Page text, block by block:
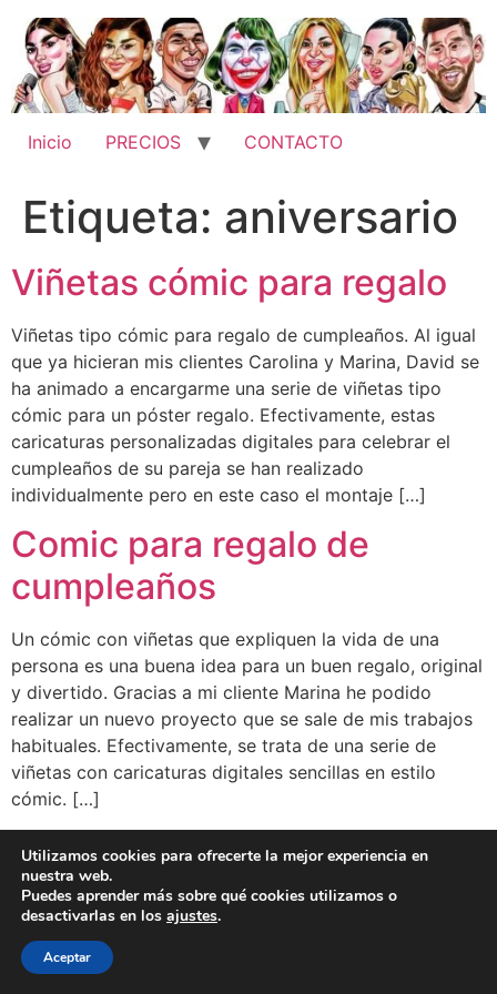
contenido
Inicio PRECIOS CONTACTO
Etiqueta: aniversario
Viñetas cómic para regalo
Viñetas tipo cómic para regalo de cumpleaños. Al igual
que ya hicieran mis clientes Carolina y Marina, David se
ha animado a encargarme una serie de viñetas tipo
cómic para un póster regalo. Efectivamente, estas
caricaturas personalizadas digitales para celebrar el
cumpleaños de su pareja se han realizado
individualmente pero en este caso el montaje […]
Comic para regalo de
cumpleaños
Un cómic con viñetas que expliquen la vida de una
persona es una buena idea para un buen regalo, original
y divertido. Gracias a mi cliente Marina he podido
realizar un nuevo proyecto que se sale de mis trabajos
habituales. Efectivamente, se trata de una serie de
viñetas con caricaturas digitales sencillas en estilo
cómic. […]
BLOG CLIENTES FAMOSOS BIO FAQ
Utilizamos cookies para ofrecerte la mejor experiencia en
nuestra web.
Puedes aprender más sobre qué cookies utilizamos o
desactivarlas en los ajustes.
Aceptar